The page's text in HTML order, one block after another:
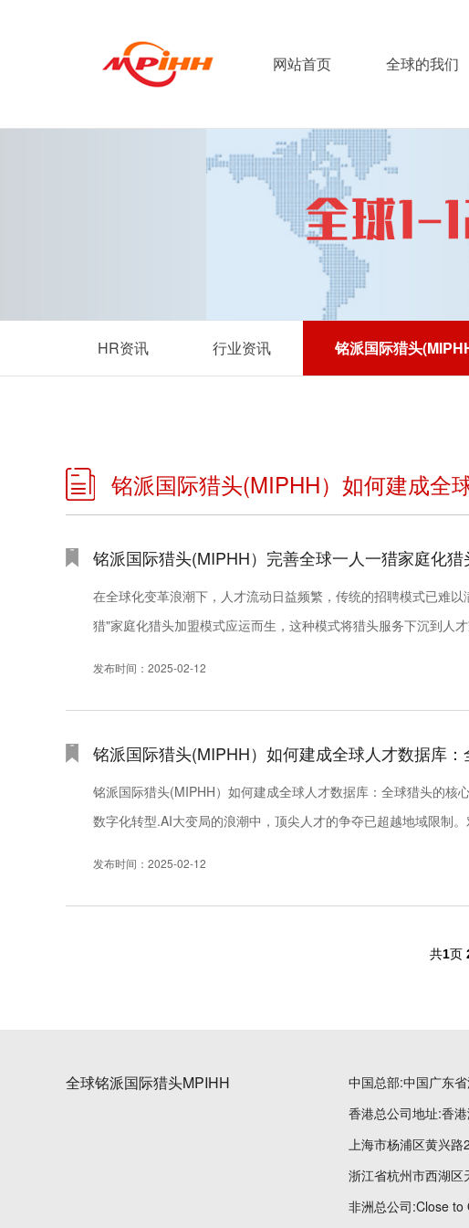
网站首页 全球的我们
HR资讯 行业资讯 铭派国际猎头
铭派国际猎头(MIPHH）如何建成全
铭派国际猎头(MIPHH）完善全球一人一猎家庭化猎
在全球化变革浪潮下，人才流动日益频繁，传统的招聘模式已难
猎"家庭化猎头加盟模式应运而生，这种模式将猎头服务下沉到人
发布时间：2025-02-12
铭派国际猎头(MIPHH）如何建成全球人才数据库：
铭派国际猎头(MIPHH）如何建成全球人才数据库：全球猎头的
数字化转型.AI大变局的浪潮中，顶尖人才的争夺已超越地域限制
发布时间：2025-02-12
共1页
全球铭派国际猎头MPIHH
中国总部:中国广东
香港总公司地址:香
上海市杨浦区黄兴
浙江省杭州市西湖区
非洲总公司:Close to